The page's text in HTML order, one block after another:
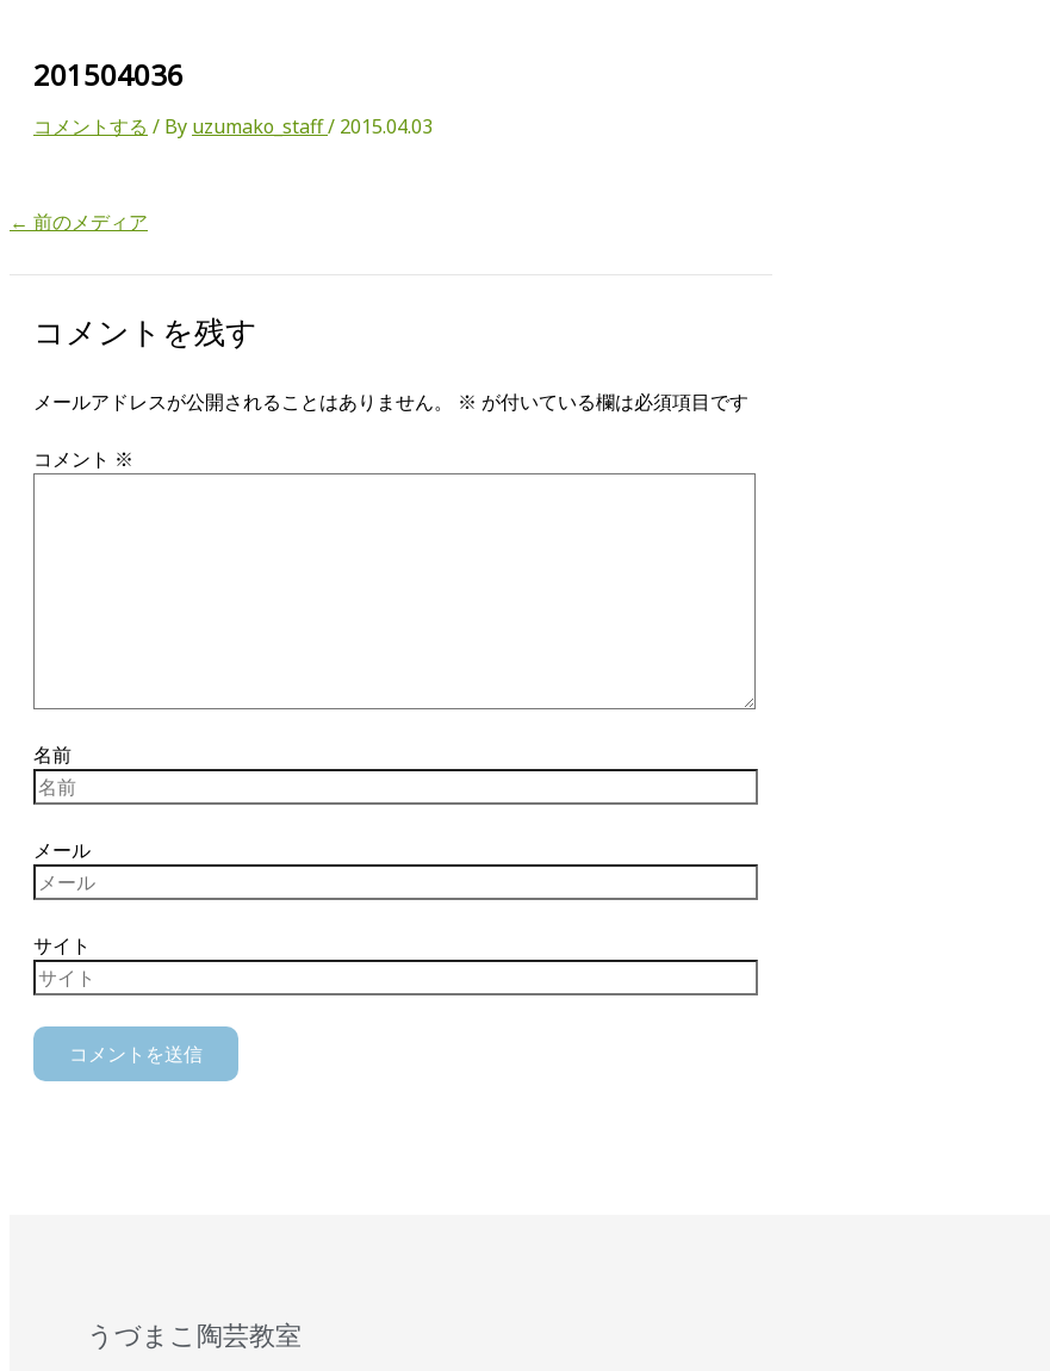
201504036
コメントする / By uzumako_staff/ 2015.04.03
← 前のメディア
コメントを残す
メールアドレスが公開されることはありません。 ※ が付いている欄は必須項目です
コメント ※
名前
メール
サイト
うづまこ陶芸教室